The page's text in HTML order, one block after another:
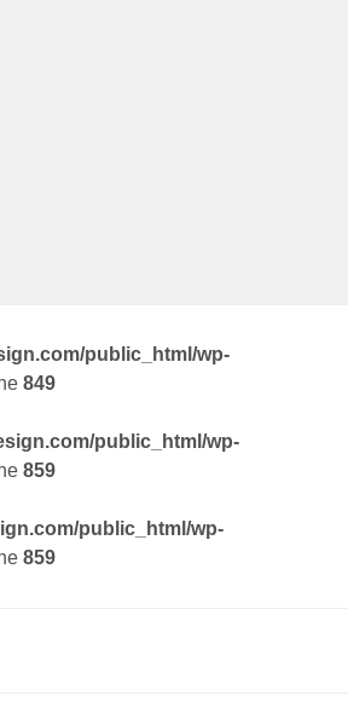
public_html/wp-
849
public_html/wp-
859
public_html/wp-
859